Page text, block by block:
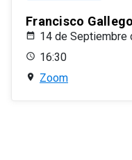
Francisco
14 de Septiembre
16:30
Zoom